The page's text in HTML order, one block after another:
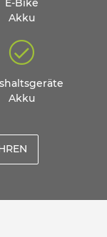
Akku
Akku